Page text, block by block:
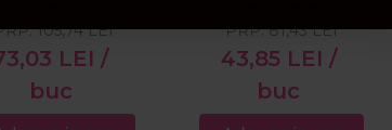
150ml
LEI /
buc
105,74LEI
300ml
43,85 LEI /
buc
PRP:81,43LEI